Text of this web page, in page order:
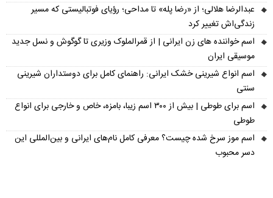
عبدالرضا هلالی؛ از «رضا پله» تا مداحی؛ رؤیای فوتبالیستی که مسیر
زندگی‌اش تغییر کرد
اسم خواننده های زن ایرانی | از قمرالملوک وزیری تا گوگوش و نسل جدید
موسیقی ایران
اسم انواع شیرینی خشک ایرانی: راهنمای کامل برای دوستداران شیرینی
سنتی
اسم برای طوطی | بیش از ۳۰۰ اسم زیبا، بامزه، خاص و خارجی برای انواع
طوطی
اسم موز سرخ شده چیست؟ معرفی کامل نام‌های ایرانی و بین‌المللی این
دسر محبوب